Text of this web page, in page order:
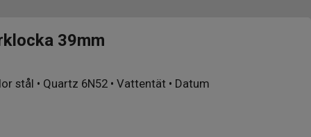
39mm
stål • Quartz 6N52 • Vattentät • Datum